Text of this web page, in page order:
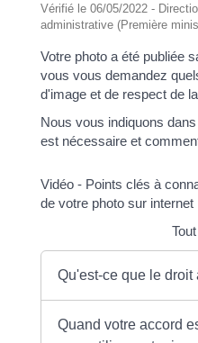
Vérifié le 06/05/2022 -
administrative (Première
Votre photo a été publiée
vous vous demandez
d'image et de respect de
Nous vous indiquons
est nécessaire et
Vidéo - Points clés à
de votre photo sur internet
Qu'est-ce que le droit
Quand votre accord